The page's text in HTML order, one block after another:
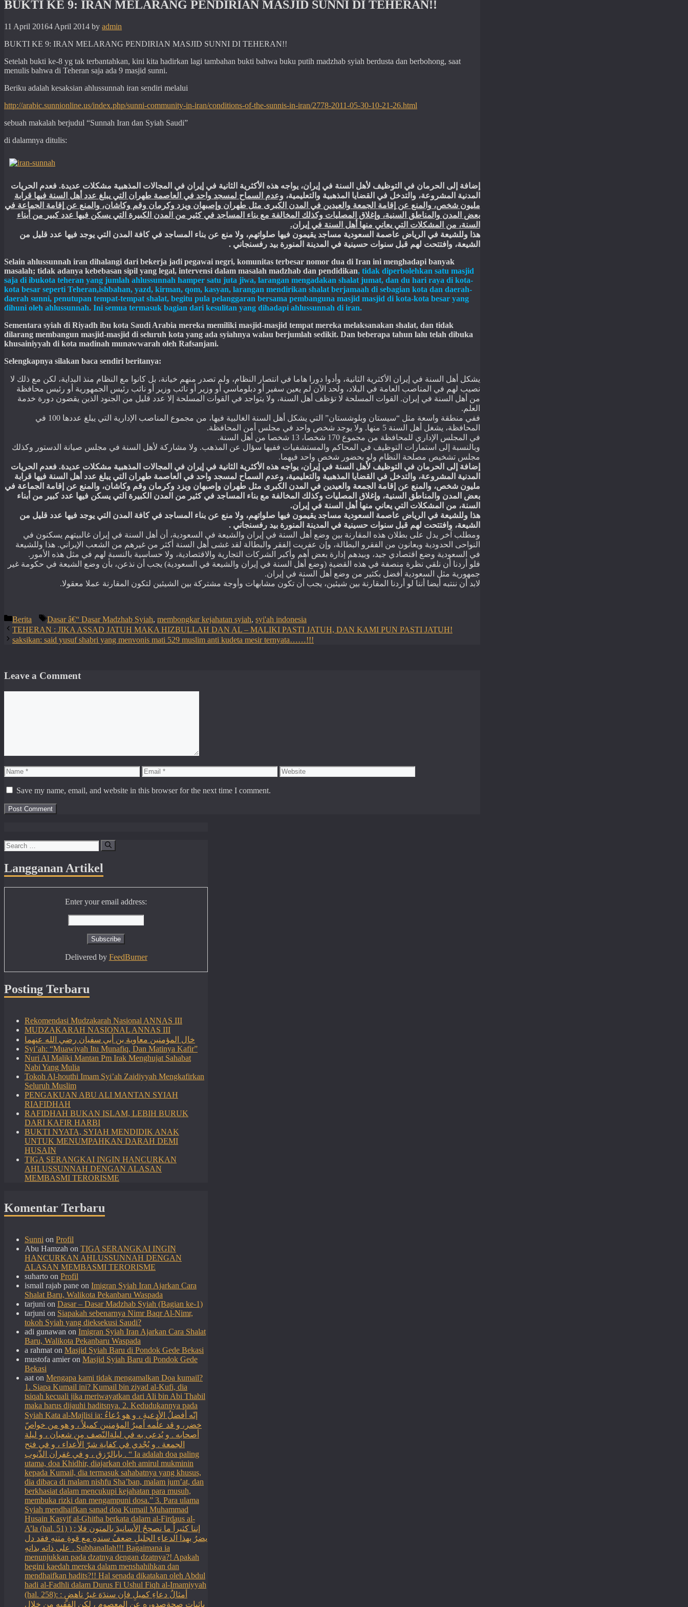
BUKTI KE 9: IRAN MELARANG PENDIRIAN MASJID SUNNI DI TEHERAN!!
11 April 20164 April 2014 by admin
BUKTI KE 9: IRAN MELARANG PENDIRIAN MASJID SUNNI DI TEHERAN!!
Setelah bukti ke-8 yg tak terbantahkan, kini kita hadirkan lagi tambahan bukti bahwa buku putih madzhab syiah berdusta dan berbohong, saat
menulis bahwa di Teheran saja ada 9 masjid sunni.
Beriku adalah kesaksian ahlussunnah iran sendiri melalui
http://arabic.sunnionline.us/index.php/sunni-community-in-iran/conditions-of-the-sunnis-in-iran/2778-2011-05-30-10-21-26.html
sebuah makalah berjudul “Sunnah Iran dan Syiah Saudi”
di dalamnya ditulis:
إضافة إلى الحرمان في التوظيف لأهل السنة في إيران، يواجه هذه الأكثرية الثانية في إيران في المجالات المذهبية مشكلات عديدة. فعدم الحريات
المدنية المشروعة، والتدخل في القضايا المذهبية والتعليمية، وعدم السماح لمسجد واحد في العاصمة طهران التي يبلغ عدد أهل السنة فيها قرابة
مليون شخص، والمنع عن إقامة الجمعة والعيدين في المدن الكبرى مثل طهران وإصبهان ويزد وكرمان وقم وكاشان، والمنع عن إقامة الجماعة في
بعض المدن والمناطق السنية، وإغلاق المصليات وكذلك المخالفة مع بناء المساجد في كثير من المدن الكبيرة التي يسكن فيها عدد كبير من أبناء
السنة، من المشكلات التي يعاني منها أهل السنة في إيران.
هذا وللشيعة في الرياض عاصمة السعودية مساجد يقيمون فيها صلواتهم، ولا منع عن بناء المساجد في كافة المدن التي يوجد فيها عدد قليل من
الشيعة، وافتتحت لهم قبل سنوات حسينية في المدينة المنورة بيد رفسنجاني .
Selain ahlussunnah iran dihalangi dari bekerja jadi pegawai negri, komunitas terbesar nomor dua di Iran ini menghadapi banyak
masalah; tidak adanya kebebasan sipil yang legal, intervensi dalam masalah madzhab dan pendidikan, tidak diperbolehkan satu masjid
saja di ibukota teheran yang jumlah ahlussunnah hamper satu juta jiwa, larangan mengadakan shalat jumat, dan du hari raya di kota-
kota besar seperti Teheran,ishbahan, yazd, kirman, qom, kasyan, larangan mendirikan shalat berjamaah di sebagian kota dan daerah-
daerah sunni, penutupan tempat-tempat shalat, begitu pula pelanggaran bersama pembanguna masjid masjid di kota-kota besar yang
dihuni oleh ahlussunnah. Ini semua termasuk bagian dari kesulitan yang dihadapi ahlussunnah di iran.
Sementara syiah di Riyadh ibu kota Saudi Arabia mereka memiliki masjid-masjid tempat mereka melaksanakan shalat, dan tidak
dilarang membangun masjid-masjid di seluruh kota yang ada syiahnya walau berjumlah sedikit. Dan beberapa tahun lalu telah dibuka
khusainiyyah di kota madinah munawwarah oleh Rafsanjani.
Selengkapnya silakan baca sendiri beritanya:
يشكل أهل السنة في إيران الأكثرية الثانية، وأدوا دورا هاما في انتصار النظام، ولم تصدر منهم خيانة، بل كانوا مع النظام منذ البداية، لكن مع ذلك لا
نصيب لهم في المناصب العامة في البلاد، ولحد الآن لم يعين سفير أو دبلوماسي أو وزير أو نائب وزير أو نائب رئيس الجمهورية أو رئيس محافظة
من أهل السنة في إيران. القوات المسلحة لا تؤظف أهل السنة، ولا يتواجد في القوات المسلحة إلا عدد قليل من الجنود الذين يقضون دورة خدمة
العلم.
ففي منطقة واسعة مثل“سيستان وبلوشستان” التي يشكل أهل السنة الغالبية فيها، من مجموع المناصب الإدارية التي يبلغ عددها100 في
المحافظة، يشغل أهل السنة5 منها. ولا يوجد شخص واحد في مجلس أمن المحافظة.
في المجلس الإداري للمحافظة من مجموع170 شخصا،13 شخصا من أهل السنة.
وبالنسبة إلى استمارات التوظيف في المحاكم والمستشفيات ففيها سؤال عن المذهب. ولا مشاركة لأهل السنة في مجلس صيانة الدستور وكذلك
مجلس تشخيص مصلحة النظام ولو بحضور شخص واحد فيهما.
إضافة إلى الحرمان في التوظيف لأهل السنة في إيران، يواجه هذه الأكثرية الثانية في إيران في المجالات المذهبية مشكلات عديدة. فعدم الحريات
المدنية المشروعة، والتدخل في القضايا المذهبية والتعليمية، وعدم السماح لمسجد واحد في العاصمة طهران التي يبلغ عدد أهل السنة فيها قرابة
مليون شخص، والمنع عن إقامة الجمعة والعيدين في المدن الكبرى مثل طهران وإصبهان ويزد وكرمان وقم وكاشان، والمنع عن إقامة الجماعة في
بعض المدن والمناطق السنية، وإغلاق المصليات وكذلك المخالفة مع بناء المساجد في كثير من المدن الكبيرة التي يسكن فيها عدد كبير من أبناء
السنة، من المشكلات التي يعاني منها أهل السنة في إيران.
هذا وللشيعة في الرياض عاصمة السعودية مساجد يقيمون فيها صلواتهم، ولا منع عن بناء المساجد في كافة المدن التي يوجد فيها عدد قليل من
الشيعة، وافتتحت لهم قبل سنوات حسينية في المدينة المنورة بيد رفسنجاني .
ومطلب آخر يدل على بطلان هذه المقارنة بين وضع أهل السنة في إيران والشيعة في السعودية، أن أهل السنة في إيران غالبيتهم يسكنون في
النواحى الحدودية ويعانون من الفقرو البطالة، وإن عفريت الفقر والبطالة لقد غشى أهل السنة أكثر من غيرهم من الشعب الإيراني.هذا وللشيعة
في السعودية وضع اقتصادي جيد، وبيدهم إدارة بعض أهم وأكبر الشركات التجارية والاقتصادية، ولا حساسية بالنسبة لهم في مثل هذه الأمور .
فلو أردنا أن نلقي نظرة منصفة في هذه القضية(وضع أهل السنة في إيران والشيعة في السعودية) يجب أن نذعن، بأن وضع الشيعة في حكومة غير
جمهورية مثل السعودية أفضل بكثير من وضع أهل السنة في إيران.
لابد أن ننتبه أيضا أننا لو أردنا المقارنة بين شيئين، يجب أن تكون مشابهات وأوجة مشتركة بين الشيئين لتكون المقارنة عملا معقولا.
Categories
Berita Tags
Dasar â€“ Dasar Madzhab Syiah, membongkar kejahatan syiah, syi'ah indonesia
TEHERAN : JIKA ASSAD JATUH MAKA HIZBULLAH DAN AL – MALIKI PASTI JATUH, DAN KAMI PUN PASTI JATUH!
saksikan: said yusuf shabri yang menvonis mati 529 muslim anti kudeta mesir ternyata……!!!
Leave a Comment
Name Email Website
Save my name, email, and website in this browser for the next time I comment.
Search
for:
Langganan Artikel
Enter your email address:
Delivered by FeedBurner
Posting Terbaru
Rekomendasi Mudzakarah Nasional ANNAS III
MUDZAKARAH NASIONAL ANNAS III
خال المؤمنين معاوية بن أبي سفيان رضي الله عنهما
Syi’ah: “Muawiyah Itu Munafiq, Dan Matinya Kafir”
Nuri Al Maliki Mantan Pm Irak Menghujat Sahabat
Nabi Yang Mulia
Tokoh Al-houthi Imam Syi’ah Zaidiyyah Mengkafirkan
Seluruh Muslim
PENGAKUAN ABU ALI MANTAN SYIAH
RIAFIDHAH
RAFIDHAH BUKAN ISLAM, LEBIH BURUK
DARI KAFIR HARBI
BUKTI NYATA, SYIAH MENDIDIK ANAK
UNTUK MENUMPAHKAN DARAH DEMI
HUSAIN
TIGA SERANGKAI INGIN HANCURKAN
AHLUSSUNNAH DENGAN ALASAN
MEMBASMI TERORISME
Komentar Terbaru
Sunni on Profil
Abu Hamzah on TIGA SERANGKAI INGIN
HANCURKAN AHLUSSUNNAH DENGAN
ALASAN MEMBASMI TERORISME
suharto on Profil
ismail rajab pane on Imigran Syiah Iran Ajarkan Cara
Shalat Baru, Walikota Pekanbaru Waspada
tarjuni on Dasar – Dasar Madzhab Syiah (Bagian ke-1)
tarjuni on Siapakah sebenarnya Nimr Baqr Al-Nimr,
tokoh Syiah yang dieksekusi Saudi?
adi gunawan on Imigran Syiah Iran Ajarkan Cara Shalat
Baru, Walikota Pekanbaru Waspada
a rahmat on Masjid Syiah Baru di Pondok Gede Bekasi
mustofa amieron Masjid Syiah Baru di Pondok Gede
Bekasi
aat on Mengapa kami tidak mengamalkan Doa kumail?
1. Siapa Kumail ini? Kumail bin ziyad al-Kufi, dia
tsiqah kecuali jika meriwayatkan dari Ali bin Abi Thabil
maka harus dijauhi haditsnya. 2. Kedudukannya pada
Syiah Kata al-Majlisi ia: إنّه أفضلُ الأدعيةِ ، و هو دُعاءُ
خضر، و قد علّمه أميرُ المؤمنين كميلاً ، و هو من خواصّ
أصحابه . و يُدعى به في ليلةالنّصف مِن شعبان ، و ليلة
الجمعة . و يُجْدي في كفاية شرّ الأعداء ، و في فتح
بابالرّزق ، و في غفران الذّنوب . “ Ia adalah doa paling
utama, doa Khidhir, diajarkan oleh amirul mukminin
kepada Kumail, dia termasuk sahabatnya yang khusus,
dia dibaca di malam nishfu Sha’ban, malam jum’at, dan
berkhasiat dalam mencukupi kejahatan para musuh,
membuka rizki dan mengampuni dosa.” 3. Para ulama
Syiah mendhaifkan sanad doa Kumail Muhammad
Husain Kasyif al-Ghitha berkata dalam al-Firdaus al-
A’la (hal. 51) ) : إننا كثيراً ما نصححُ الأسانيدَ بالمتون فلا
يضرُ بهذا الدعاءِ الجليلِ ضعفُ سندهِ مع قوةِ متنهِ فقد دل
على ذاته بذاتهِ . Subhanallah!!! Bagaimana ia
menunjukkan pada dzatnya dengan dzatnya?! Apakah
begini kaedah mereka dalam menshahihkan dan
mendhaifkan hadits?!! Hal senada dikatakan oleh Abdul
hadi al-Fadhli dalam Durus Fi Ushul Fiqh al-Imamiyyah
(hal. 258): : أمثالُ دعاءِ كميلِ فإن سندَهَ غيرُ ناهضٍ
بإثبات صحةِصدورهِ عن المعصومِ ، لكن الفقيه من خلالِ